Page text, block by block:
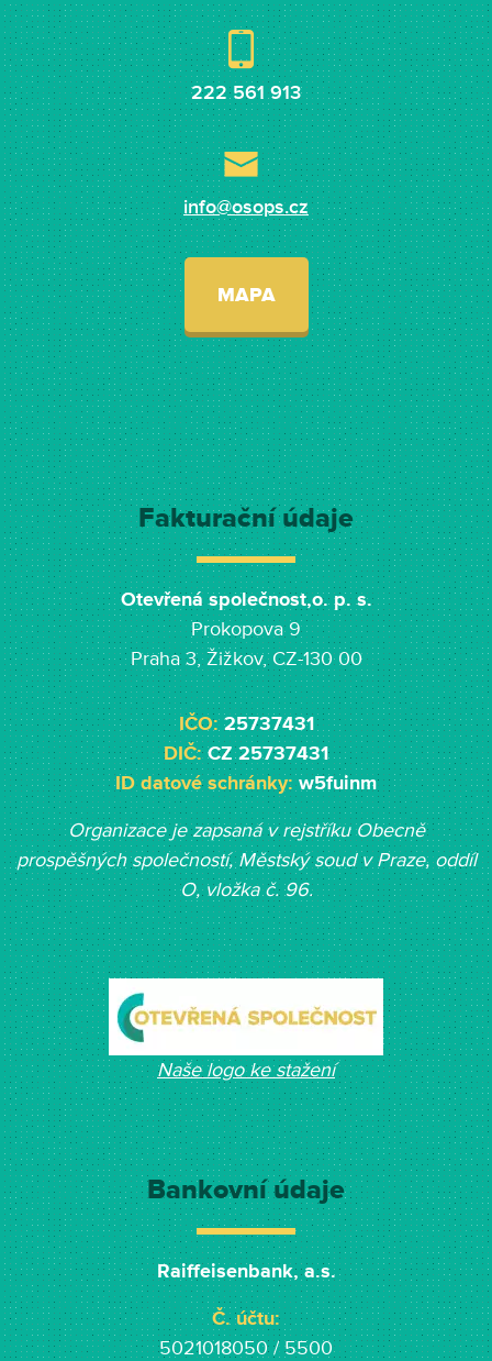
222 561 913
info@osops.cz
MAPA
Fakturační údaje
Otevřená společnost,o. p. s.
Prokopova 9
Praha 3, Žižkov, CZ-130 00
IČO:25737431
DIČ:CZ 25737431
ID datové schránky:w5fuinm
Organizace je zapsaná v rejstříku Obecně
prospěšných společností, Městský soud v Praze, oddíl
O, vložka č. 96.
Naše logo ke stažení
Bankovní údaje
Raiffeisenbank, a.s.
Č. účtu:
5021018050 / 5500